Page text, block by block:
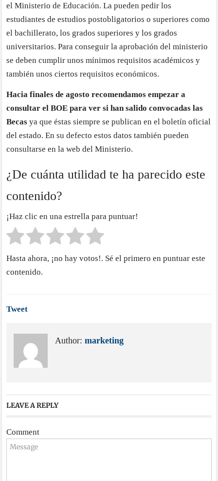
el Ministerio de Educación. La pueden pedir los
estudiantes de estudios postobligatorios o superiores como
el bachillerato, los grados superiores y los grados
universitarios. Para conseguir la aprobación del ministerio
se deben cumplir unos mínimos requisitos académicos y
también unos ciertos requisitos económicos.
Hacia finales de agosto recomendamos empezar a
consultar el BOE para ver si han salido convocadas las
Becas ya que éstas siempre se publican en el boletín oficial
del estado. En su defecto estos datos también pueden
consultarse en la web del Ministerio.
¿De cuánta utilidad te ha parecido este
contenido?
¡Haz clic en una estrella para puntuar!
Hasta ahora, ¡no hay votos!. Sé el primero en puntuar este
contenido.
Tweet
Author:marketing
LEAVE A REPLY
Comment